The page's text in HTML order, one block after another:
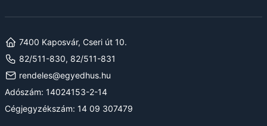
7400 Kaposvár, Cseri út 10.
82/511-830, 82/511-831
rendeles@egyedhus.hu
Adószám: 14024153-2-14
Cégjegyzékszám: 14 09 307479